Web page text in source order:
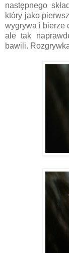
następnego
który jako
wygrywa i bierze
ale tak
bawili.